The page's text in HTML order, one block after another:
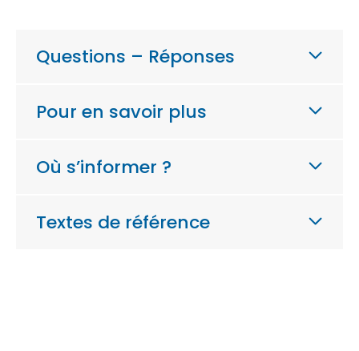
Questions – Réponses
Pour en savoir plus
Où s’informer ?
Textes de référence